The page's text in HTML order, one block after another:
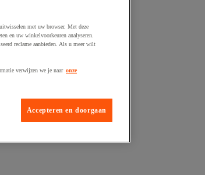
met uw browser. Met deze
en uw winkelvoorkeuren analyseren.
reclame aanbieden. Als u meer wilt
verwijzen we je naar onze
Accepteren en doorgaan